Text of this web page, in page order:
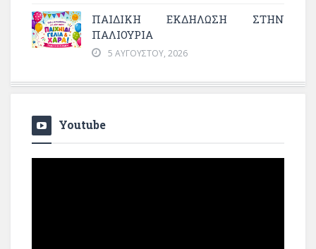
ΠΑΙΔΙΚΗ ΕΚΔΗΛΩΣΗ ΣΤΗΝ
ΠΑΛΙΟΥΡΙΑ
5 ΑΥΓΟΎΣΤΟΥ, 2026
Youtube